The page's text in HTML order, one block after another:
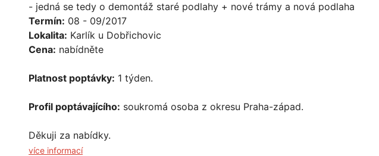
- jedná se tedy o demontáž staré podlahy + nové trámy a nová podlaha
Termín: 08 - 09/2017
Lokalita: Karlík u Dobřichovic
Cena: nabídněte
Platnost poptávky: 1 týden.
Profil poptávajícího: soukromá osoba z okresu Praha-západ.
Děkuji za nabídky.
více informací